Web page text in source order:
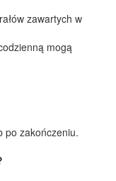
zawartych w
mogą
po zakończeniu.